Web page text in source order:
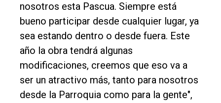
nosotros esta Pascua. Siempre está
bueno participar desde cualquier lugar, ya
sea estando dentro o desde fuera. Este
año la obra tendrá algunas
modificaciones, creemos que eso va a
ser un atractivo más, tanto para nosotros
desde la Parroquia como para la gente",